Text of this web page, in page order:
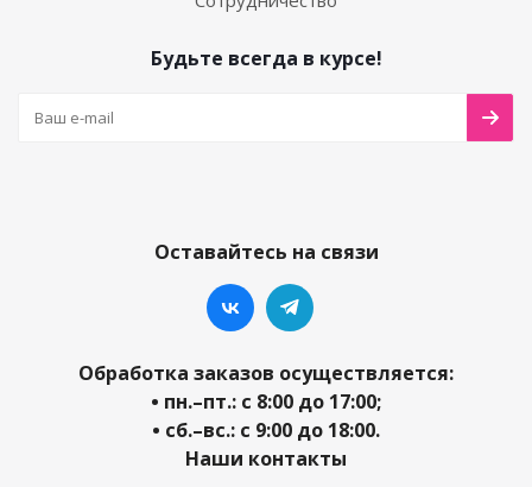
Будьте всегда в курсе!
Оставайтесь на связи
Обработка заказов осуществляется:
• пн.–пт.: с 8:00 до 17:00;
• сб.–вс.: с 9:00 до 18:00.
Наши контакты